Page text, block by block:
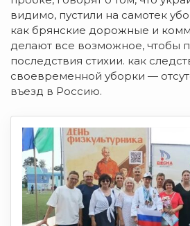
видимо, пустили на самотек
как брянские дорожные и
делают все возможное, чтобы
последствия стихии. как
своевременной уборки —
въезд в Россию.